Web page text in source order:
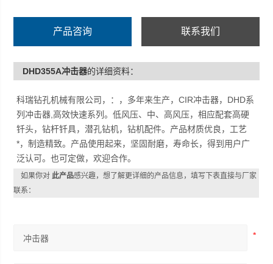
产品咨询 联系我们
DHD355A冲击器的详细资料：
科瑞钻孔机械有限公司，：，多年来生产，CIR冲击器，DHD系
列冲击器,高效快速系列。低风压、中、高风压，相应配套高硬
钎头，钻杆钎具，潜孔钻机，钻机配件。产品材质优良，工艺
*，制造精致。产品使用起来，坚固耐磨，寿命长，得到用户广
泛认可。也可定做，欢迎合作。
如果你对此产品感兴趣，想了解更详细的产品信息，填写下表直接与厂家
联系：